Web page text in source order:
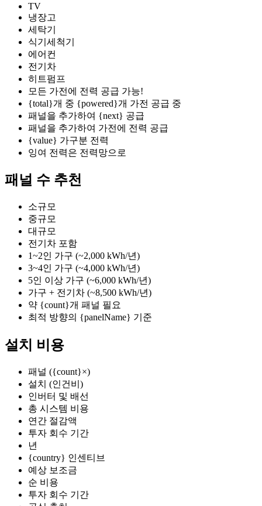
TV
냉장고
세탁기
식기세척기
에어컨
전기차
히트펌프
모든 가전에 전력 공급 가능!
{total}개 중 {powered}개 가전 공급 중
패널을 추가하여 {next} 공급
패널을 추가하여 가전에 전력 공급
{value} 가구분 전력
잉여 전력은 전력망으로
패널 수 추천
소규모
중규모
대규모
전기차 포함
1~2인 가구 (~2,000 kWh/년)
3~4인 가구 (~4,000 kWh/년)
5인 이상 가구 (~6,000 kWh/년)
가구 + 전기차 (~8,500 kWh/년)
약 {count}개 패널 필요
최적 방향의 {panelName} 기준
설치 비용
패널 ({count}×)
설치 (인건비)
인버터 및 배선
총 시스템 비용
연간 절감액
투자 회수 기간
년
{country} 인센티브
예상 보조금
순 비용
투자 회수 기간